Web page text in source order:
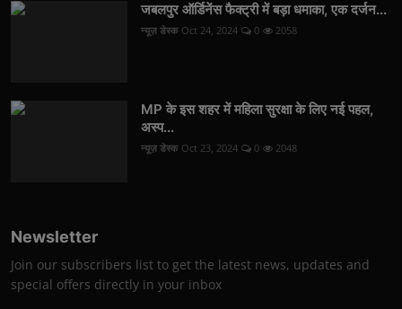
जबलपुर ऑर्डिनेंस फैक्ट्री में बड़ा धमाका, एक दर्जन...
न्यूज़ डेस्क Oct 24, 2024 0 2058
MP के इस शहर में महिला सुरक्षा के लिए नई पहल,
अस्प...
न्यूज़ डेस्क Oct 23, 2024 0 2048
Newsletter
Join our subscribers list to get the latest news, updates and
special offers directly in your inbox